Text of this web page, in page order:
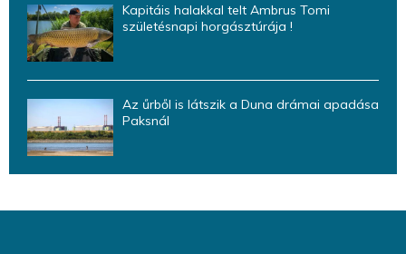
Kapitáis halakkal telt Ambrus Tomi
születésnapi horgásztúrája !
Az űrből is látszik a Duna drámai apadása
Paksnál